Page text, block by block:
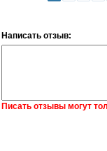
Написать отзыв:
Писать отзывы могут